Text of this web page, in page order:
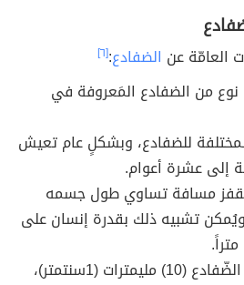
العامّة عن الضفادع:[٦]
من 5 آلاف نوع من الضفادع المَعروفة في
المختلفة للضفادع، وبشكلٍ عام تعيش
إلى عشرة أعوام.
مسافة تساوي طول جسمه
تشبيه ذلك بقدرة إنسان على
يبلُغ حجم أصغر أنواع الضّفادع (10) مليمترات (1سنتمتر)،